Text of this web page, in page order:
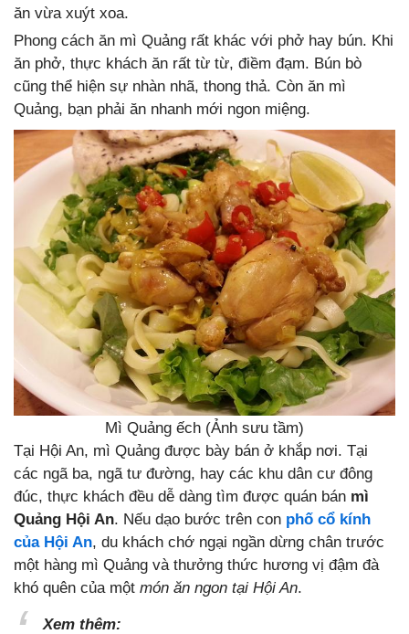
ăn vừa xuýt xoa.
Phong cách ăn mì Quảng rất khác với phở hay bún. Khi
ăn phở, thực khách ăn rất từ từ, điềm đạm. Bún bò
cũng thể hiện sự nhàn nhã, thong thả. Còn ăn mì
Quảng, bạn phải ăn nhanh mới ngon miệng.
Mì Quảng ếch (Ảnh sưu tầm)
Tại Hội An, mì Quảng được bày bán ở khắp nơi. Tại
các ngã ba, ngã tư đường, hay các khu dân cư đông
đúc, thực khách đều dễ dàng tìm được quán bán mì
Quảng Hội An. Nếu dạo bước trên con phố cổ kính
của Hội An, du khách chớ ngại ngần dừng chân trước
một hàng mì Quảng và thưởng thức hương vị đậm đà
khó quên của một món ăn ngon tại Hội An.
Xem thêm: